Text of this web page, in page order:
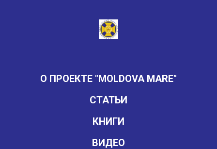
О ПРОЕКТЕ "MOLDOVA MARE"
СТАТЬИ
КНИГИ
ВИДЕО